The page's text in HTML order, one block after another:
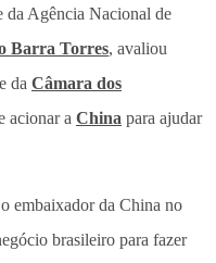
da Agência Nacional de
Barra Torres, avaliou
da Câmara dos
acionar a China para ajudar
embaixador da China no
brasileiro para fazer